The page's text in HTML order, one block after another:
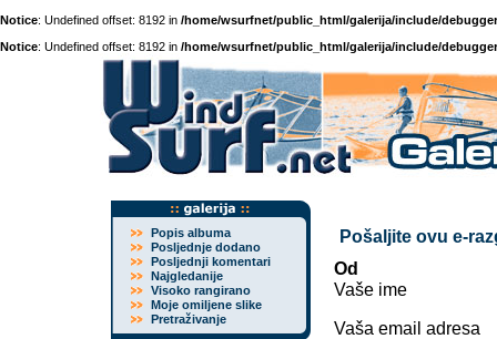
Notice: Undefined offset: 8192 in /home/wsurfnet/public_html/galerija/include/
Notice: Undefined offset: 8192 in /home/wsurfnet/public_html/galerija/include/
Popis albuma
Posljednje dodano
Posljednji komentari
Najgledanije
Visoko rangirano
Moje omiljene slike
Pretraživanje
Pošaljite ovu e-
Od
Vaše ime
Vaša email adresa